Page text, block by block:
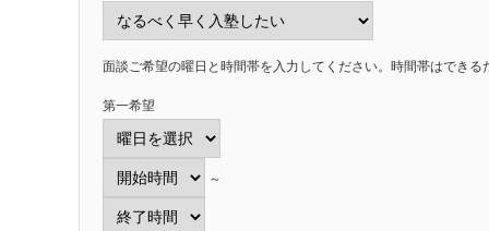
面談ご希望の曜日と時間帯を入力してください。時間帯はできる
第一希望
～